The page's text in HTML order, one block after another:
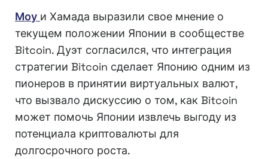
Моу и Хамада выразили свое мнение о
текущем положении Японии в сообществе
Bitcoin. Дуэт согласился, что интеграция
стратегии Bitcoin сделает Японию одним из
пионеров в принятии виртуальных валют,
что вызвало дискуссию о том, как Bitcoin
может помочь Японии извлечь выгоду из
потенциала криптовалюты для
долгосрочного роста.